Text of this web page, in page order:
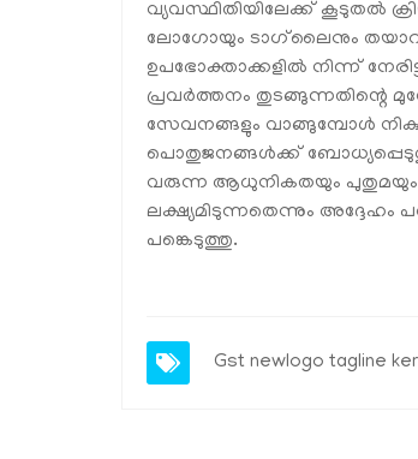
വ്യവസ്ഥിതിയിലേക്ക് കൂടുതൽ
ലോഗോയും ടാഗ്‌ലൈനും
ഉപഭോക്താക്കളിൽ നിന്ന്
പ്രവർത്തനം
സേവനങ്ങളും വാങ്ങുമ്പോൾ
പൊതുജനങ്ങൾക്ക്
വരുന്ന ആധുനികതയും പുതുമയും
ലക്ഷ്യമിടുന്നതെന്നും
പങ്കെടുത്തു.
Gst newlogo tagline